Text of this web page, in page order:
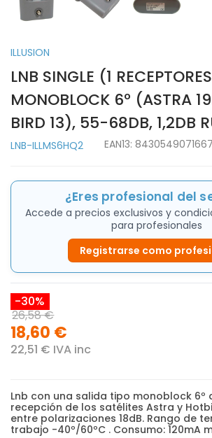
ILLUSION
LNB SINGLE (1
MONOBLOCK 6º (ASTRA
BIRD 13), 55-68DB, 1,2DB
LNB-ILLMS6HQ2 EAN13: 8430549071667
¿Eres profesional del
Accede a precios exclusivos y
para profesionales
Registrarse como
-30%
26,58 €
18,60 €
22,51 € IVA inc
Lnb con una salida tipo monoblock
recepción de los satélites Astra y
entre polarizaciones 18dB. Rango de
trabajo -40º/60ºC . Consumo: 120mA